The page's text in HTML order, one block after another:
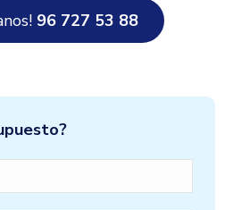
96 727 53 88